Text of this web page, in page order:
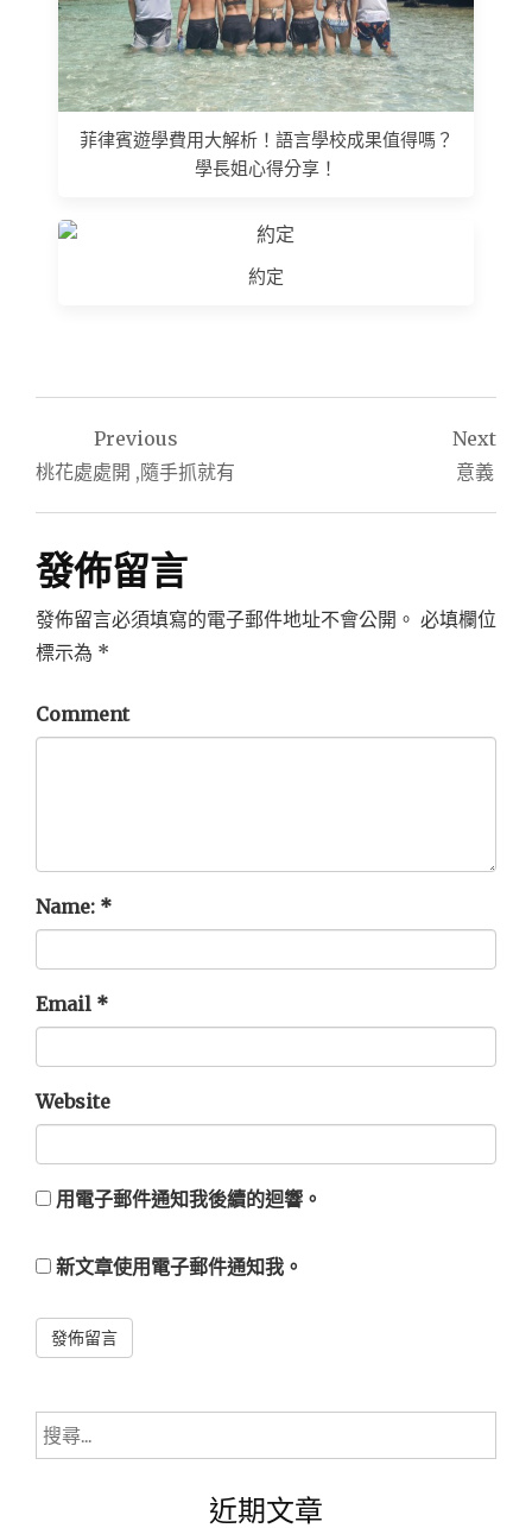
菲律賓遊學費用大解析！語言學校成果值得嗎？
學長姐心得分享！
約定
章
導
覽
Previous
桃花處處開 ,隨手抓就有
Next
意義
發佈留言
發佈留言必須填寫的電子郵件地址不會公開。 必填欄位
標示為 *
Comment
Name: *
Email *
Website
用電子郵件通知我後續的迴響。
新文章使用電子郵件通知我。
搜
尋
近期文章